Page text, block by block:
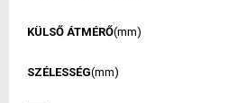
KÜLSŐ ÁTMÉRŐ(mm)
SZÉLESSÉG(mm)